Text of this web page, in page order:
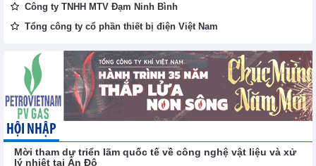
Công ty TNHH MTV Đạm Ninh Bình
Tổng công ty cổ phần thiết bị điện Việt Nam
HỘI NHẬP
Mời tham dự triển lãm quốc tế về công nghệ vật liệu và xử
lý nhiệt tại Ấn Độ